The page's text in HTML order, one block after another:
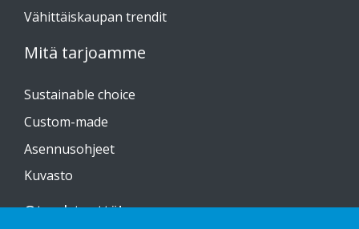
Vähittäiskaupan trendit
Mitä tarjoamme
Sustainable choice
Custom-made
Asennusohjeet
Kuvasto
Ota yhteyttä!